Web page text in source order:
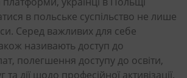
в польське суспільство не лише
Серед важливих для себе
називають доступ до
полегшення доступу до освіти,
дії щодо професійної активізації.